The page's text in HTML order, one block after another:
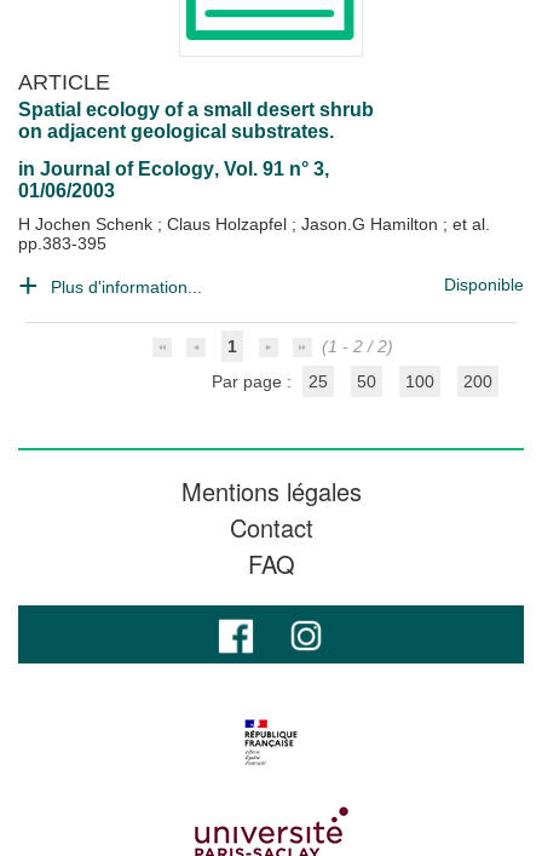
ARTICLE
Spatial ecology of a small desert shrub
on adjacent geological substrates.
in Journal of Ecology, Vol. 91 n° 3,
01/06/2003
H Jochen Schenk ; Claus Holzapfel ; Jason.G Hamilton ; et al.
pp.383-395
Plus d'information... Disponible
1
(1 - 2 / 2)
Par page :
25 50 100 200
Mentions légales
Contact
FAQ